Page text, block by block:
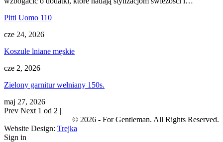
Pitti Uomo 110
cze 24, 2026
Koszule lniane męskie
cze 2, 2026
Zielony garnitur wełniany 150s.
maj 27, 2026
Prev Next 1 od 2 |
© 2026 - For Gentleman. All Rights Reserved.
Website Design: Trejka
Sign in